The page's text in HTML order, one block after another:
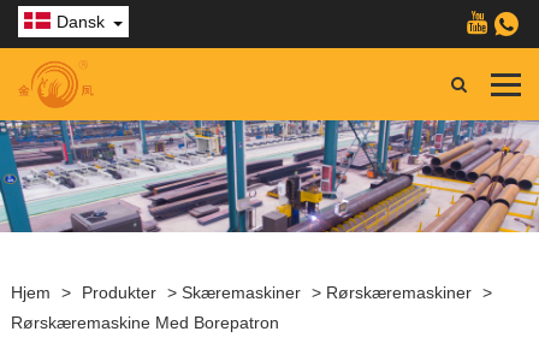
Dansk
Hjem > Produkter > Skæremaskiner > Rørskæremaskiner >
Rørskæremaskine Med Borepatron